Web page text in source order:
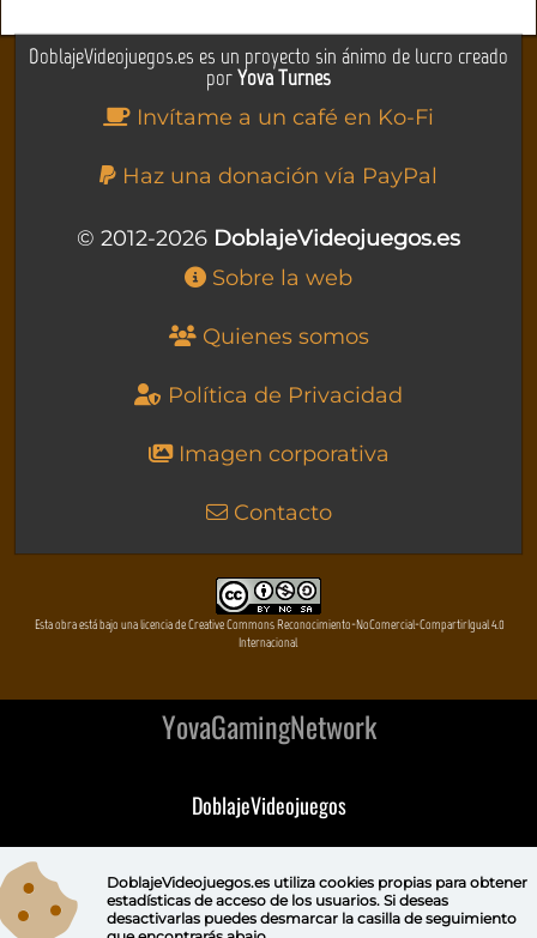
DoblajeVideojuegos.es es un proyecto sin ánimo de lucro creado
porYova Turnes
Invítame a un café en Ko-Fi
Haz una donación vía PayPal
© 2012-2026 DoblajeVideojuegos.es
Sobre la web
Quienes somos
Política de Privacidad
Imagen corporativa
Contacto
Esta obra está bajo una licencia de Creative Commons Reconocimiento-NoComercial-CompartirIgual 4.0
Internacional
YovaGamingNetwork
DoblajeVideojuegos
DeVuego GAL
DoblajeVideojuegos.es utiliza cookies propiaspara obtener
estadísticas de acceso de los usuarios. Si deseas
desactivarlas puedes desmarcar la casilla de seguimiento